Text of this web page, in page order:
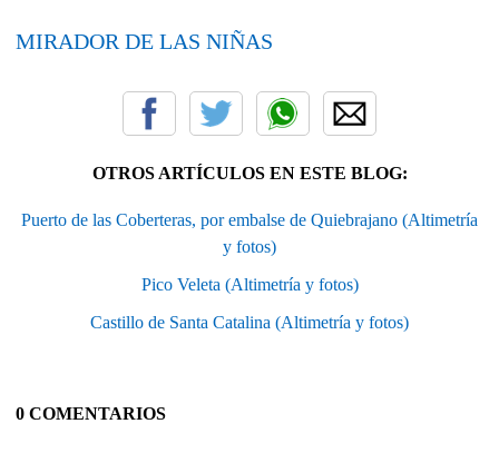
MIRADOR DE LAS NIÑAS
OTROS ARTÍCULOS EN ESTE BLOG:
Puerto de las Coberteras, por embalse de Quiebrajano (Altimetría
y fotos)
Pico Veleta (Altimetría y fotos)
Castillo de Santa Catalina (Altimetría y fotos)
0 COMENTARIOS